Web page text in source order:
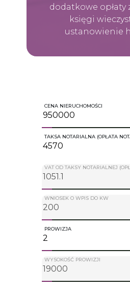
dodatkowe opłaty
księgi
ustanowienie
CENA NIERUCHOMOŚCI
TAKSA NOTARIALNA (OPŁATA
VAT OD TAKSY NOTARIALNEJ
WNIOSEK O WPIS DO KW
PROWIZJA
WYSOKOŚĆ PROWIZJI